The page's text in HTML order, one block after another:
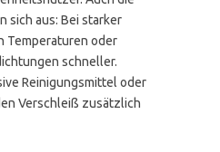
sich aus: Bei starker
Temperaturen oder
schneller.
Reinigungsmittel oder
Verschleiß zusätzlich